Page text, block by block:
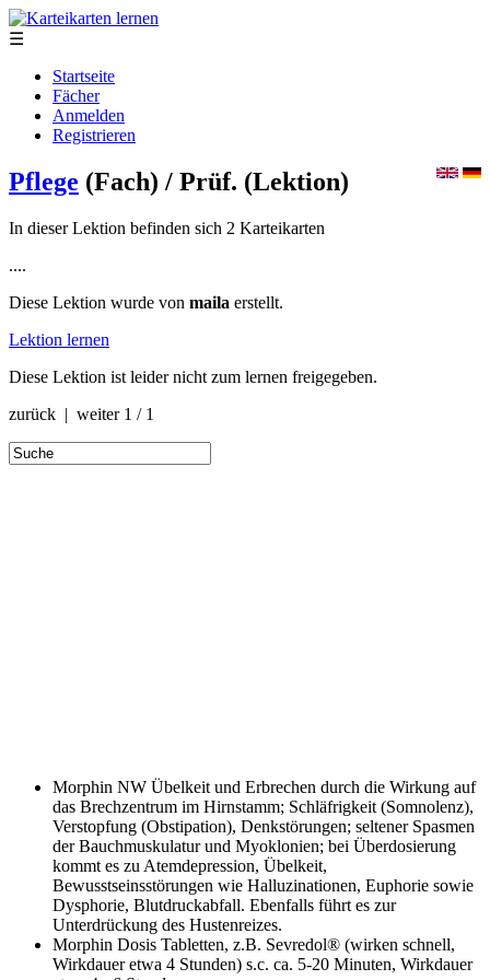
☰
Startseite
Fächer
Anmelden
Registrieren
Pflege (Fach) / Prüf. (Lektion)
In dieser Lektion befinden sich 2 Karteikarten
....
Diese Lektion wurde von maila erstellt.
Lektion lernen
Diese Lektion ist leider nicht zum lernen freigegeben.
zurück | weiter 1 / 1
Morphin NW Übelkeit und Erbrechen durch die Wirkung auf
das Brechzentrum im Hirnstamm; Schläfrigkeit (Somnolenz),
Verstopfung (Obstipation), Denkstörungen; seltener Spasmen
der Bauchmuskulatur und Myoklonien; bei Überdosierung
kommt es zu Atemdepression, Übelkeit,
Bewusstseinsstörungen wie Halluzinationen, Euphorie sowie
Dysphorie, Blutdruckabfall. Ebenfalls führt es zur
Unterdrückung des Hustenreizes.
Morphin Dosis Tabletten, z.B. Sevredol® (wirken schnell,
Wirkdauer etwa 4 Stunden) s.c. ca. 5-20 Minuten, Wirkdauer